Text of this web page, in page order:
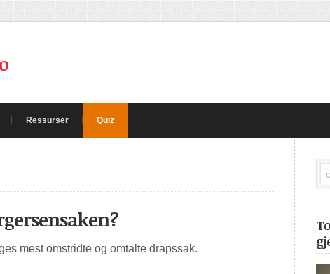
Ressurser Quiz
mest omstridte og omtalte drapssak.